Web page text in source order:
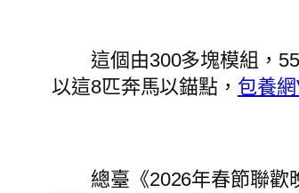
這個由300多塊模組，
以這8匹奔馬以錨點， 包養
總臺《2026年春節聯歡